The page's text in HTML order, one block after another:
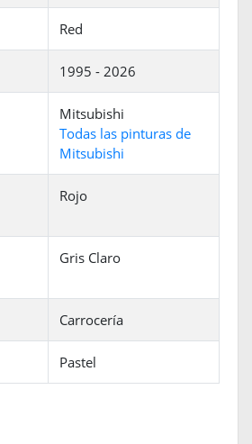
Red
1995 - 2026
Mitsubishi
Todas las pinturas de
Mitsubishi
Rojo
Gris Claro
Carrocería
Pastel